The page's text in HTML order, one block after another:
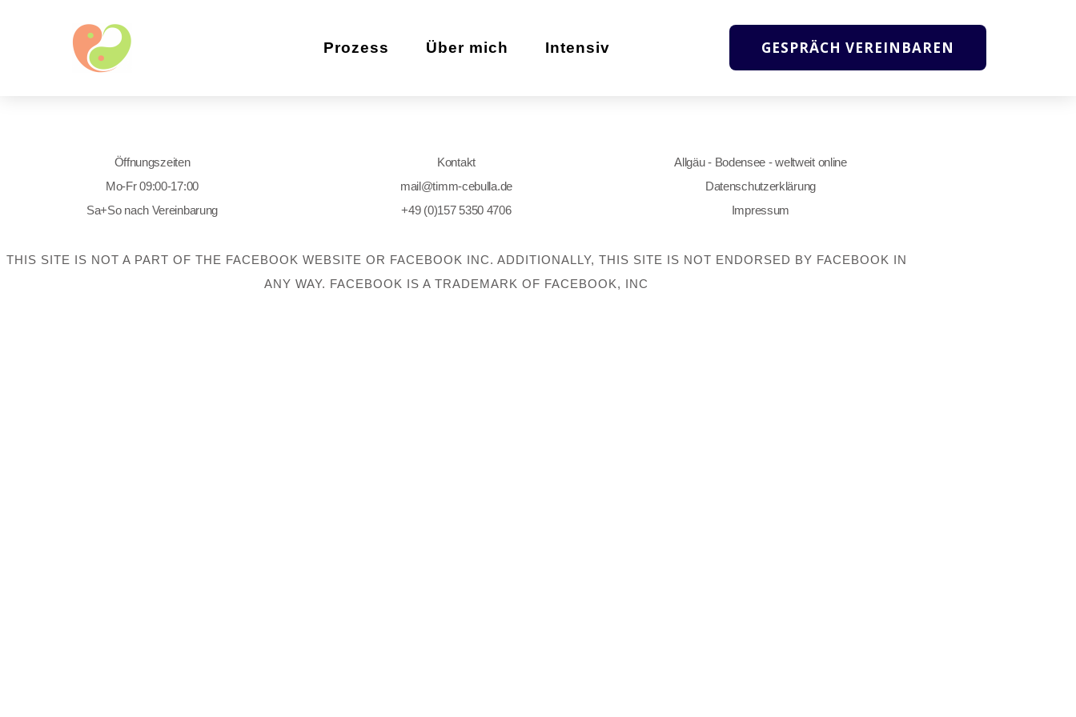
Prozess Über mich Intensiv GESPRÄCH VEREINBAREN
Öffnungszeiten
Mo-Fr 09:00-17:00
Sa+So nach Vereinbarung
Kontakt
mail@timm-cebulla.de
+49 (0)157 5350 4706
Allgäu - Bodensee - weltweit online
Datenschutzerklärung
Impressum
THIS SITE IS NOT A PART OF THE FACEBOOK WEBSITE OR FACEBOOK INC. ADDITIONALLY, THIS SITE IS NOT ENDORSED BY FACEBOOK IN
ANY WAY. FACEBOOK IS A TRADEMARK OF FACEBOOK, INC